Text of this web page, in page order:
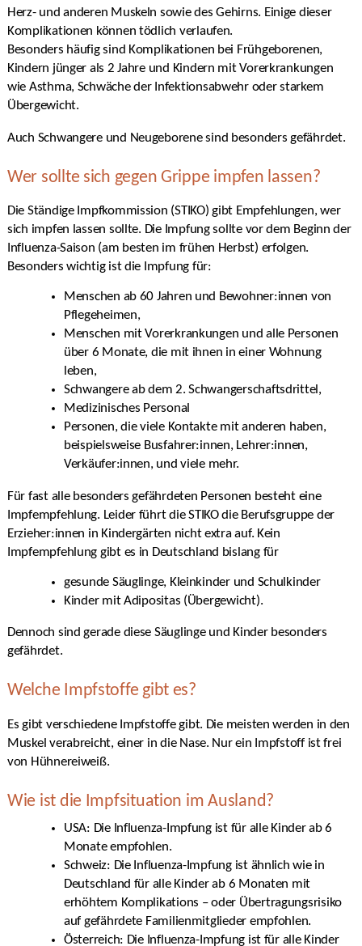
Herz- und anderen Muskeln sowie des Gehirns. Einige dieser
Komplikationen können tödlich verlaufen.
Besonders häufig sind Komplikationen bei Frühgeborenen,
Kindern jünger als 2 Jahre und Kindern mit Vorerkrankungen
wie Asthma, Schwäche der Infektionsabwehr oder starkem
Übergewicht.
Auch Schwangere und Neugeborene sind besonders gefährdet.
Wer sollte sich gegen Grippe impfen lassen?
Die Ständige Impfkommission (STIKO) gibt Empfehlungen, wer
sich impfen lassen sollte. Die Impfung sollte vor dem Beginn der
Influenza-Saison (am besten im frühen Herbst) erfolgen.
Besonders wichtig ist die Impfung für:
Menschen ab 60 Jahren und Bewohner:innen von
Pflegeheimen,
Menschen mit Vorerkrankungen und alle Personen
über 6 Monate, die mit ihnen in einer Wohnung
leben,
Schwangere ab dem 2. Schwangerschaftsdrittel,
Medizinisches Personal
Personen, die viele Kontakte mit anderen haben,
beispielsweise Busfahrer:innen, Lehrer:innen,
Verkäufer:innen, und viele mehr.
Für fast alle besonders gefährdeten Personen besteht eine
Impfempfehlung. Leider führt die STIKO die Berufsgruppe der
Erzieher:innen in Kindergärten nicht extra auf. Kein
Impfempfehlung gibt es in Deutschland bislang für
gesunde Säuglinge, Kleinkinder und Schulkinder
Kinder mit Adipositas (Übergewicht).
Dennoch sind gerade diese Säuglinge und Kinder besonders
gefährdet.
Welche Impfstoffe gibt es?
Es gibt verschiedene Impfstoffe gibt. Die meisten werden in den
Muskel verabreicht, einer in die Nase. Nur ein Impfstoff ist frei
von Hühnereiweiß.
Wie ist die Impfsituation im Ausland?
USA: Die Influenza-Impfung ist für alle Kinder ab 6
Monate empfohlen.
Schweiz: Die Influenza-Impfung ist ähnlich wie in
Deutschland für alle Kinder ab 6 Monaten mit
erhöhtem Komplikations – oder Übertragungsrisiko
auf gefährdete Familienmitglieder empfohlen.
Österreich: Die Influenza-Impfung ist für alle Kinder